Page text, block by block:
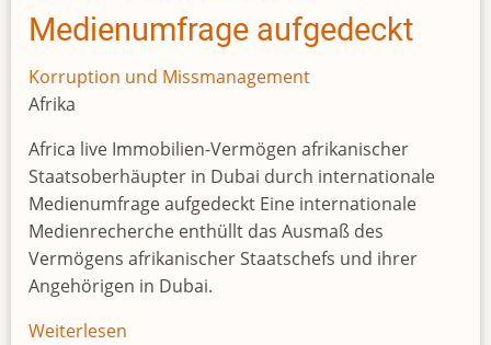
Medienumfrage aufgedeckt
Korruption und Missmanagement
Afrika
Africa live Immobilien-Vermögen afrikanischer
Staatsoberhäupter in Dubai durch internationale
Medienumfrage aufgedeckt Eine internationale
Medienrecherche enthüllt das Ausmaß des
Vermögens afrikanischer Staatschefs und ihrer
Angehörigen in Dubai.
Weiterlesen